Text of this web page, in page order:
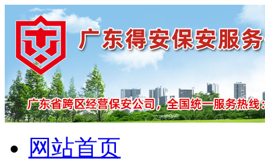
网站首页